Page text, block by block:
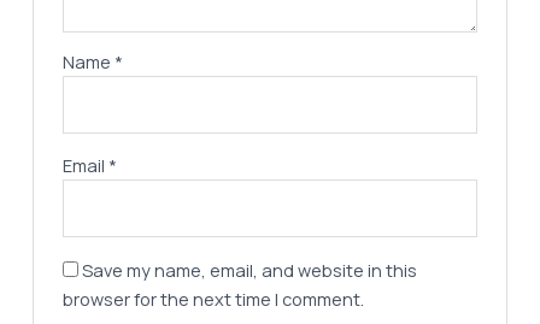
Name *
Email *
Save my name, email, and website in this
browser for the next time I comment.